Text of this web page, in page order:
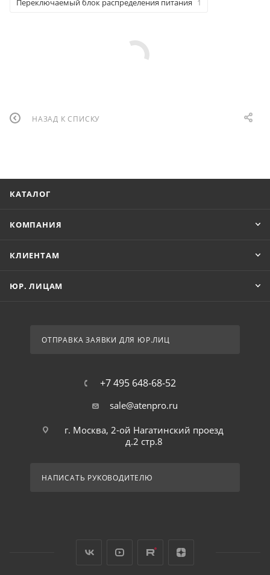
Переключаемый блок распределения питания 1
НАЗАД К СПИСКУ
КАТАЛОГ
КОМПАНИЯ
КЛИЕНТАМ
ЮР. ЛИЦАМ
ОТПРАВКА ЗАЯВКИ ДЛЯ ЮР.ЛИЦ
+7 495 648-68-52
sale@atenpro.ru
г. Москва, 2-ой Нагатинский проезд
д.2 стр.8
НАПИСАТЬ РУКОВОДИТЕЛЮ